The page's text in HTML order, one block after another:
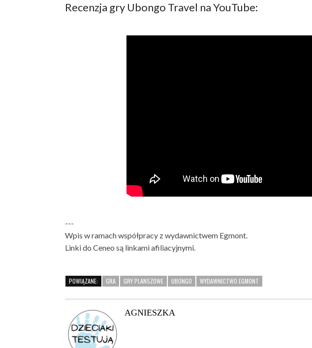
Recenzja gry Ubongo Travel na YouTube:
---
Wpis w ramach współpracy z wydawnictwem Egmont.
Linki do Ceneo są linkami afiliacyjnymi.
POWIĄZANE: GRA GRY PLANSZOWE UBONGO WYDAWNICTWO EGMONT
AGNIESZKA